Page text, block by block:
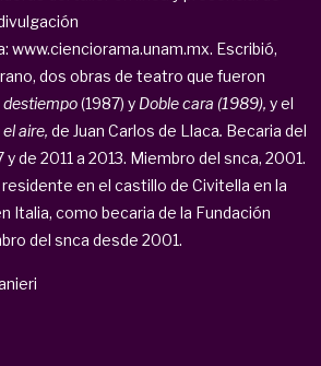
www.cienciorama.unam.mx. Escribió,
dos obras de teatro que fueron
destiempo(1987) y Doble cara (1989), y el
el aire, de Juan Carlos de Llaca. Becaria del
de 2011 a 2013. Miembro del snca, 2001.
en el castillo de Civitella en la
Italia, como becaria de la Fundación
del snca desde 2001.